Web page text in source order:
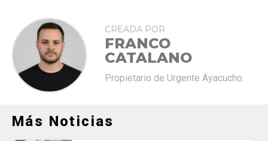
CREADA POR
FRANCO
CATALANO
Propietario de Urgente Ayacucho.
Más Noticias